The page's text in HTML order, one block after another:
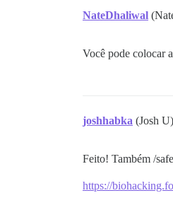
6
Tema/Central
O tema/
NateDhaliwal
Você pode colocar
joshhabka (Josh U)
Feito! Também /
https://